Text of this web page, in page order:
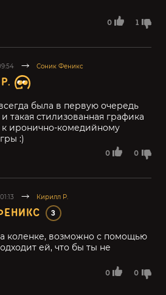
0 1
Соник Феникс
0 0
была в первую очередь
такая стилизованная графика
иронично-комедийному
:)
Кирилл Р.
3
0 0
коленке, возможно с помощью
ей, что бы ты не